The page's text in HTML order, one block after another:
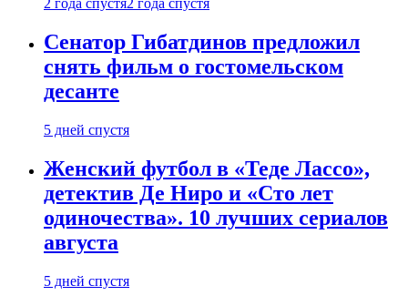
2 года спустя2 года спустя
Сенатор Гибатдинов предложил
снять фильм о гостомельском
десанте
5 дней спустя
Женский футбол в «Теде Лассо»,
детектив Де Ниро и «Сто лет
одиночества». 10 лучших сериалов
августа
5 дней спустя